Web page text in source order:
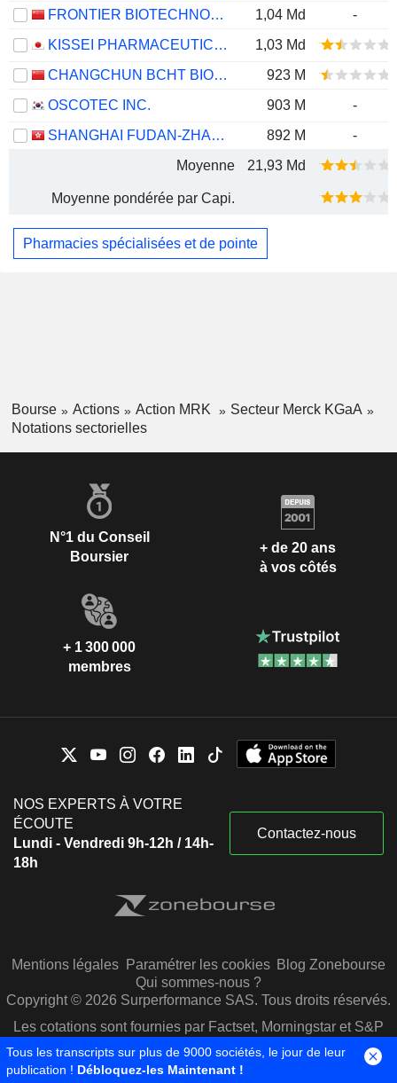
FRONTIER BIOTECHNOLOGIES INC.
1,04 Md
-
KISSEI PHARMACEUTICAL CO., LTD.
1,03 Md
CHANGCHUN BCHT BIOTECHNOLOGY CO.
923 M
OSCOTEC INC.
903 M
-
SHANGHAI FUDAN-ZHANGJIANG BIO-PHARMACEUTICAL CO.,LTD.
892 M
-
Moyenne
21,93 Md
Moyenne pondérée par Capi.
Pharmacies spécialisées et de pointe
Bourse Actions Action MRK
Secteur Merck KGaA
Notations sectorielles
N°1 du Conseil
Boursier
+ de 20 ans
à vos côtés
+ 1 300 000
membres
NOS EXPERTS À VOTRE
ÉCOUTE
Lundi - Vendredi 9h-12h / 14h-
18h
Contactez-nous
Mentions légales Paramétrer les cookies Blog Zonebourse
Qui sommes-nous ?
Copyright © 2026 Surperformance SAS. Tous droits réservés.
Les cotations sont fournies par Factset, Morningstar et S&P
Capital IQ
Tous les transcripts sur plus de 9000 sociétés, le jour de leur
publication ! Débloquez-les Maintenant !